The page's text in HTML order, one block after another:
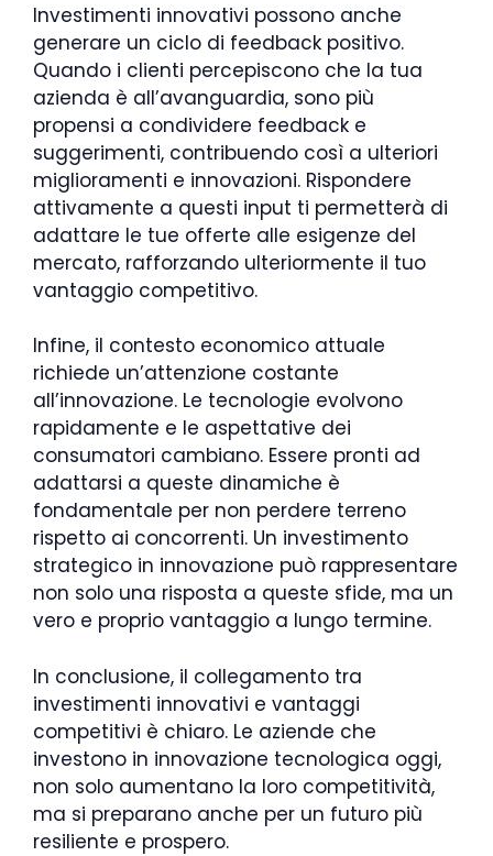
Investimenti innovativi possono anche
generare un ciclo di feedback positivo.
Quando i clienti percepiscono che la tua
azienda è all’avanguardia, sono più
propensi a condividere feedback e
suggerimenti, contribuendo così a ulteriori
miglioramenti e innovazioni. Rispondere
attivamente a questi input ti permetterà di
adattare le tue offerte alle esigenze del
mercato, rafforzando ulteriormente il tuo
vantaggio competitivo.
Infine, il contesto economico attuale
richiede un’attenzione costante
all’innovazione. Le tecnologie evolvono
rapidamente e le aspettative dei
consumatori cambiano. Essere pronti ad
adattarsi a queste dinamiche è
fondamentale per non perdere terreno
rispetto ai concorrenti. Un investimento
strategico in innovazione può rappresentare
non solo una risposta a queste sfide, ma un
vero e proprio vantaggio a lungo termine.
In conclusione, il collegamento tra
investimenti innovativi e vantaggi
competitivi è chiaro. Le aziende che
investono in innovazione tecnologica oggi,
non solo aumentano la loro competitività,
ma si preparano anche per un futuro più
resiliente e prospero.